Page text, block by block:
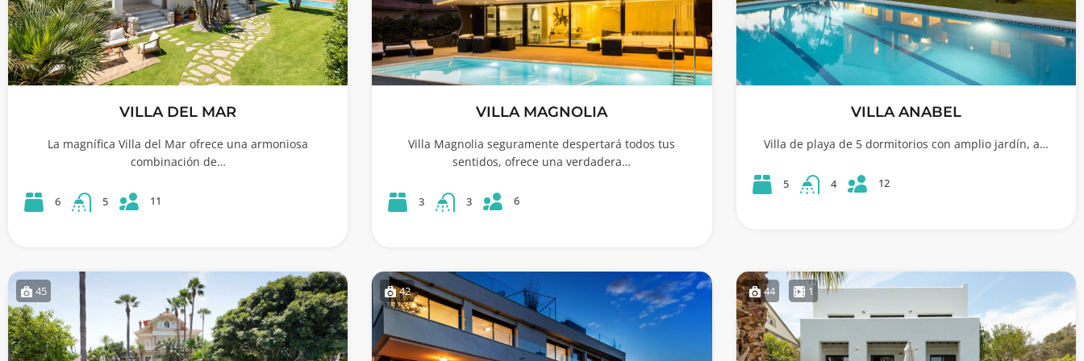
VILLA DEL MAR
La magnífica Villa del Mar ofrece una armoniosa
combinación de…
6 5 11
VILLA MAGNOLIA
Villa Magnolia seguramente despertará todos tus
sentidos, ofrece una verdadera…
3 3 6
VILLA ANABEL
Villa de playa de 5 dormitorios con amplio jardín, a…
5 4 12
45 42 44 1